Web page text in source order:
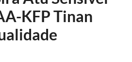
KFP Tinan